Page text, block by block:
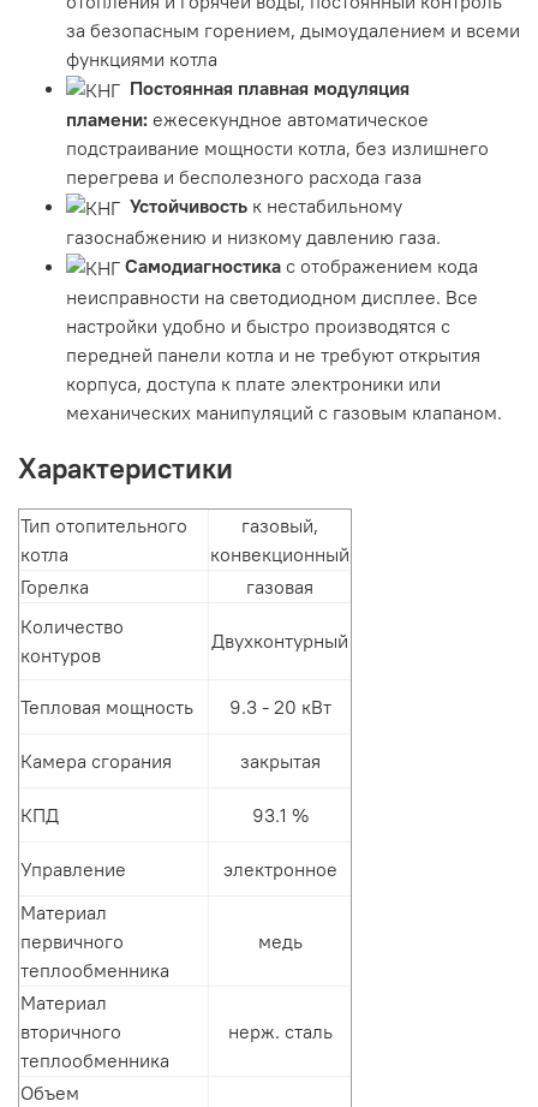
за безопасным горением, дымоудалением и всеми
функциями котла
Постоянная плавная модуляция
пламени: ежесекундное автоматическое
подстраивание мощности котла, без излишнего
перегрева и бесполезного расхода газа
Устойчивость к нестабильному
газоснабжению и низкому давлению газа.
Самодиагностика с отображением кода
неисправности на светодиодном дисплее. Все
настройки удобно и быстро производятся с
передней панели котла и не требуют открытия
корпуса, доступа к плате электроники или
механических манипуляций с газовым клапаном.
Характеристики
Тип отопительного
котла
газовый,
конвекционный
Горелка
газовая
Количество
контуров
Двухконтурный
Тепловая мощность 9.3 - 20 кВт
Камера сгорания закрытая
КПД 93.1 %
Управление
электронное
Материал
первичного
теплообменника
медь
Материал
вторичного
теплообменника
нерж. сталь
Объем